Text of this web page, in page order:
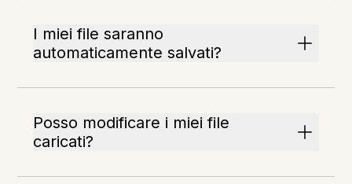
I miei file saranno
automaticamente salvati?
Posso modificare i miei file
caricati?